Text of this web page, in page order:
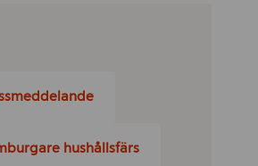
hushållsfärs